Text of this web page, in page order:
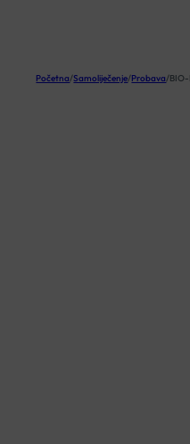
Početna/Samoliječenje/Probava/BIO-